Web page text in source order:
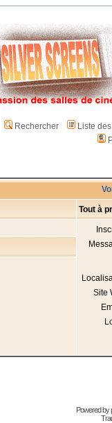
Rechercher
Liste
Tout à
Site
Powered by